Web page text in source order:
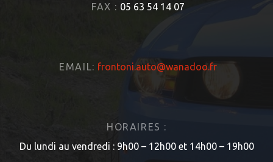
FAX : 05 63 54 14 07
EMAIL: frontoni.auto@wanadoo.fr
HORAIRES :
Du lundi au vendredi : 9h00 – 12h00 et 14h00 – 19h00